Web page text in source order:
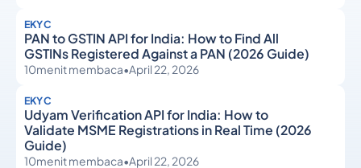
EKYC
PAN to GSTIN API for India: How to Find All
GSTINs Registered Against a PAN (2026 Guide)
10menit membaca•April 22, 2026
EKYC
Udyam Verification API for India: How to
Validate MSME Registrations in Real Time (2026
Guide)
10menit membaca•April 22, 2026